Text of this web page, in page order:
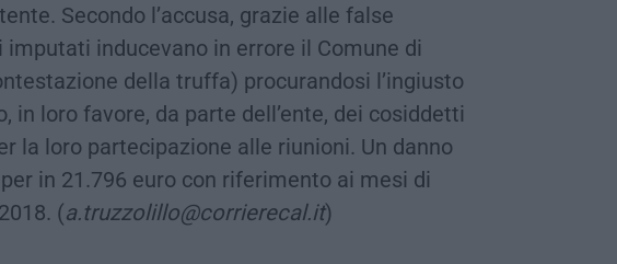
Secondo l’accusa, grazie alle false
inducevano in errore il Comune di
della truffa) procurandosi l’ingiusto
in loro favore, da parte dell’ente, dei cosiddetti
la loro partecipazione alle riunioni. Un danno
in 21.796 euro con riferimento ai mesi di
(a.truzzolillo@corrierecal.it)